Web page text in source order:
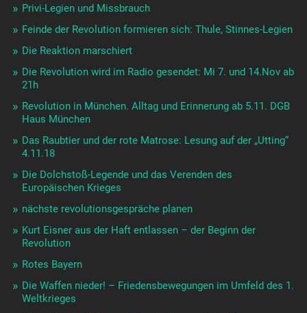
Privi-Legien und Missbrauch
Feinde der Revolution formieren sich: Thule, Stinnes-Legien
Die Reaktion marschiert
Die Revolution wird im Radio gesendet: Mi 7. und 14.Nov ab
21h
Revolution in München. Alltag und Erinnerung ab 5.11. DGB
Haus München
Das Raubtier und der rote Matrose: Lesung auf der „Utting“
4.11.18
Die Dolchstoß-Legende und das Verenden des
Europäischen Krieges
nächste revolutionsgespräche planen
Kurt Eisner aus der Haft entlassen – der Beginn der
Revolution
Rotes Bayern
Die Waffen nieder! – Friedensbewegungen im Umfeld des 1.
Weltkrieges